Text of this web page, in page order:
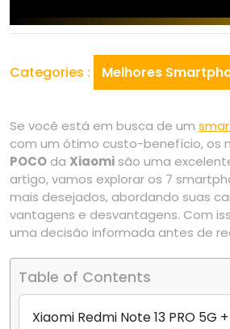
Categories : Melhores
Se você está em busca de um
com um ótimo custo-benefício, os
POCO da Xiaomi são uma
artigo, vamos explorar os 7
mais desejados, abordando suas
vantagens e desvantagens. Com
uma decisão informada antes de
Table of Contents
Xiaomi Redmi Note 13 PRO 5G